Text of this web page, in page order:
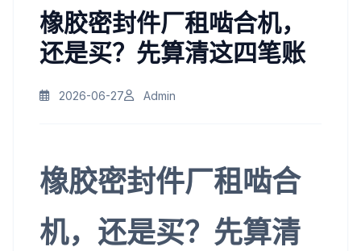
橡胶密封件厂租啮合机，
还是买？先算清这四笔账
2026-06-27 Admin
橡胶密封件厂租啮合
机，还是买？先算清